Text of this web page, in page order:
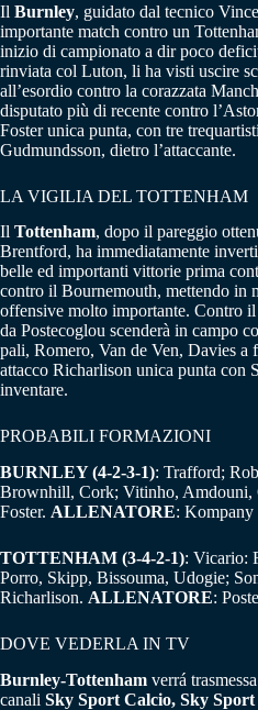
Il Burnley, guidato dal tecnico
importante match contro un
inizio di campionato a dir poco
rinviata col Luton, li ha visti uscire
all’esordio contro la corazzata
disputato più di recente contro
Foster unica punta, con tre
Gudmundsson, dietro l’attaccante.
LA VIGILIA DEL TOTTENHAM
Il Tottenham, dopo il pareggio
Brentford, ha immediatamente
belle ed importanti vittorie prima
contro il Bournemouth, mettendo in
offensive molto importante. Contro
da Postecoglou scenderà in campo
pali, Romero, Van de Ven, Davies
attacco Richarlison unica punta con
inventare.
PROBABILI FORMAZIONI
BURNLEY (4-2-3-1): Trafford;
Brownhill, Cork; Vitinho, Amdouni,
Foster. ALLENATORE: Kompany
TOTTENHAM (3-4-2-1): Vicario:
Porro, Skipp, Bissouma, Udogie;
Richarlison. ALLENATORE:
DOVE VEDERLA IN TV
Burnley-Tottenham verrá
canali Sky Sport Calcio, Sky Sport